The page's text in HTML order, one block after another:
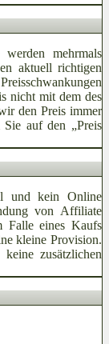
mehrmals
aktuell richtigen
nicht mit dem des
den Preis immer
auf den „Preis
und kein Online
von Affiliate
Falle eines Kaufs
kleine Provision.
zusätzlichen